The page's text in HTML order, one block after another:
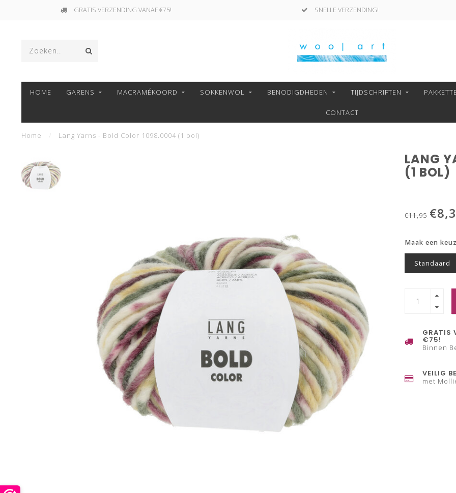
GRATIS VERZENDING VANAF €75! SNELLE VERZENDING!
HOME GARENS MACRAMÉKOORD SOKKENWOL BENODIGDHEDEN TIJDSCHRIFTEN
CONTACT
Home Lang Yarns - Bold Color 1098.0004 (1 bol)
LANG
(1 BOL)
€11,95
Maak een
Standaard
GRATIS
€75!
Binnen
VEILIG
met